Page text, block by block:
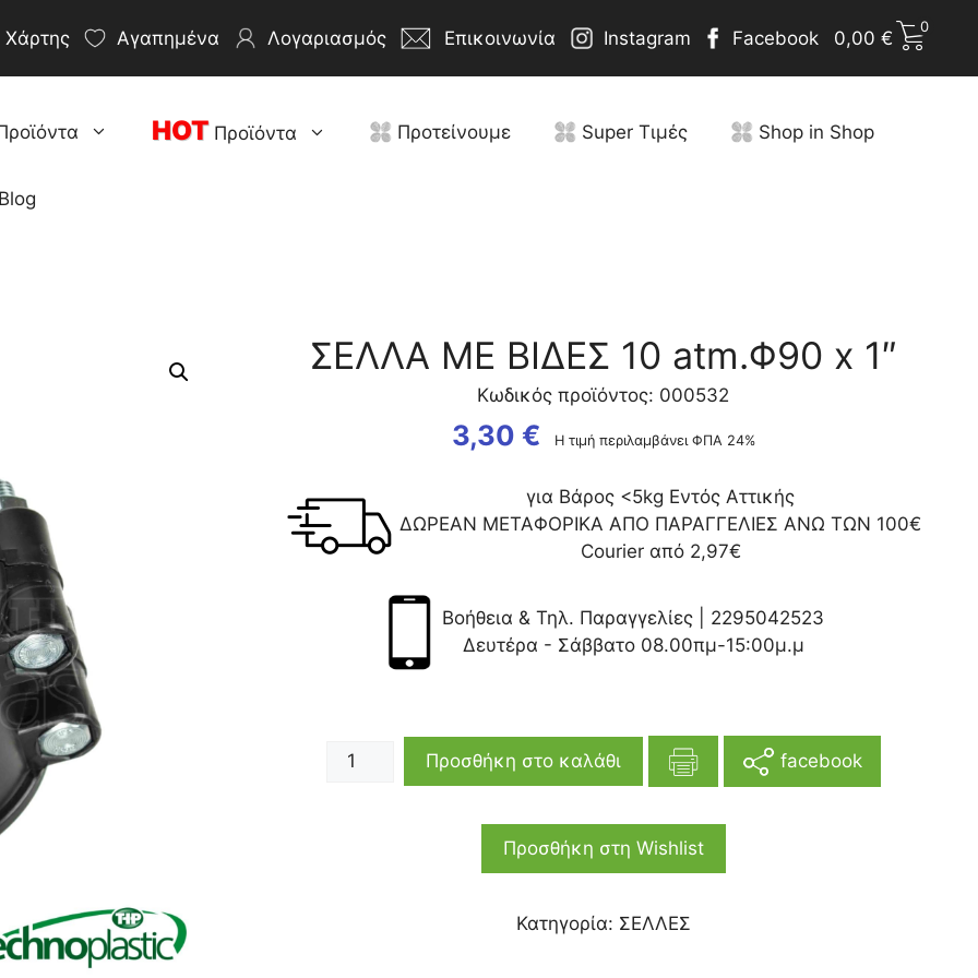
Χάρτης Αγαπημένα Λογαριασμός Επικοινωνία Instagram Facebook 0,00 €
0
HOT Προϊόντα Προτείνουμε Super Τιμές Shop in Shop
Blog
ΣΕΛΛΑ ΜΕ ΒΙΔΕΣ 10 atm.Φ90 x 1″
Κωδικός προϊόντος: 000532
3,30 € Η τιμή περιλαμβάνει ΦΠΑ 24%
για Βάρος <5kg Εντός Αττικής
ΔΩΡΕΑΝ ΜΕΤΑΦΟΡΙΚΑ ΑΠΟ ΠΑΡΑΓΓΕΛΙΕΣ ΑΝΩ ΤΩΝ 100€
Courier από 2,97€
Βοήθεια & Τηλ. Παραγγελίες | 2295042523
Δευτέρα - Σάββατο 08.00πμ-15:00μ.μ
Προσθήκη στο καλάθι facebook
Προσθήκη στη Wishlist
Κατηγορία: ΣΕΛΛΕΣ